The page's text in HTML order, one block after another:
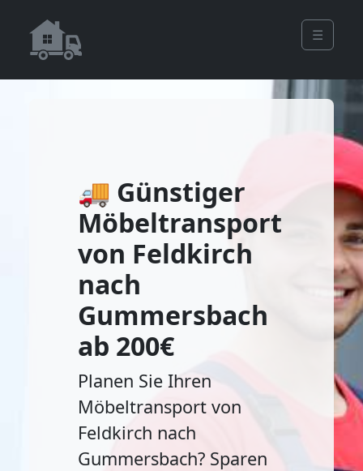
☰
🚚 Günstiger
Möbeltransport
von Feldkirch
nach
Gummersbach
ab 200€
Planen Sie Ihren
Möbeltransport von
Feldkirch nach
Gummersbach? Sparen